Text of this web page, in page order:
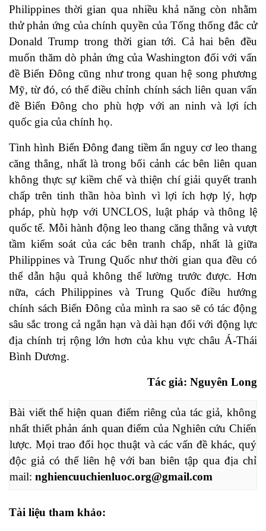
Philippines thời gian qua nhiều khả năng còn nhằm
thử phản ứng của chính quyền của Tống thống đắc cử
Donald Trump trong thời gian tới. Cả hai bên đều
muốn thăm dò phản ứng của Washington đối với vấn
đề Biển Đông cũng như trong quan hệ song phương
Mỹ, từ đó, có thể điều chỉnh chính sách liên quan vấn
đề Biển Đông cho phù hợp với an ninh và lợi ích
quốc gia của chính họ.
Tình hình Biển Đông đang tiềm ẩn nguy cơ leo thang
căng thẳng, nhất là trong bối cảnh các bên liên quan
không thực sự kiềm chế và thiện chí giải quyết tranh
chấp trên tinh thần hòa bình vì lợi ích hợp lý, hợp
pháp, phù hợp với UNCLOS, luật pháp và thông lệ
quốc tế. Mỗi hành động leo thang căng thẳng và vượt
tầm kiểm soát của các bên tranh chấp, nhất là giữa
Philippines và Trung Quốc như thời gian qua đều có
thể dẫn hậu quả không thể lường trước được. Hơn
nữa, cách Philippines và Trung Quốc điều hướng
chính sách Biển Đông của mình ra sao sẽ có tác động
sâu sắc trong cả ngắn hạn và dài hạn đối với động lực
địa chính trị rộng lớn hơn của khu vực châu Á-Thái
Bình Dương.
Tác giả: Nguyên Long
Bài viết thể hiện quan điểm riêng của tác giả, không
nhất thiết phản ánh quan điểm của Nghiên cứu Chiến
lược. Mọi trao đổi học thuật và các vấn đề khác, quý
độc giả có thể liên hệ với ban biên tập qua địa chỉ
mail: nghiencuuchienluoc.org@gmail.com
Tài liệu tham khảo: